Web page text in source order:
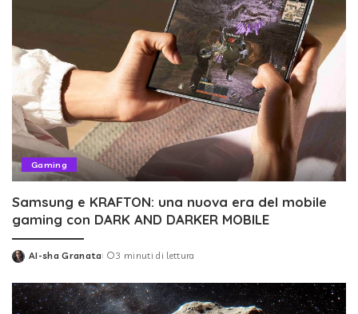
Gaming
Samsung e KRAFTON: una nuova era del mobile
gaming con DARK AND DARKER MOBILE
Posted
AI-sha Granata 3 minuti di lettura